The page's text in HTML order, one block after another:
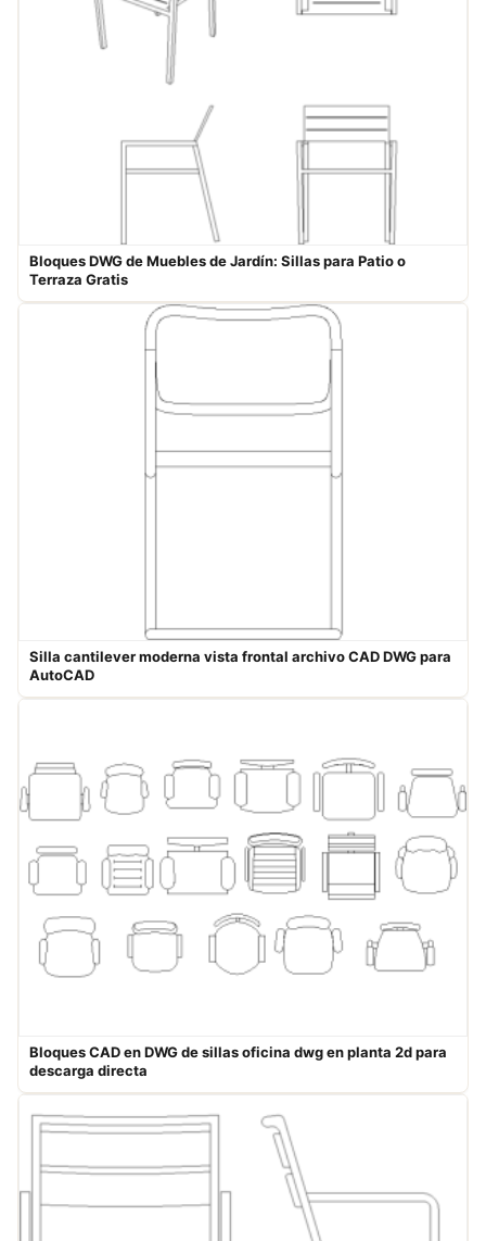
Bloques DWG de Muebles de Jardín: Sillas para Patio o
Terraza Gratis
Silla cantilever moderna vista frontal archivo CAD DWG para
AutoCAD
Bloques CAD en DWG de sillas oficina dwg en planta 2d para
descarga directa